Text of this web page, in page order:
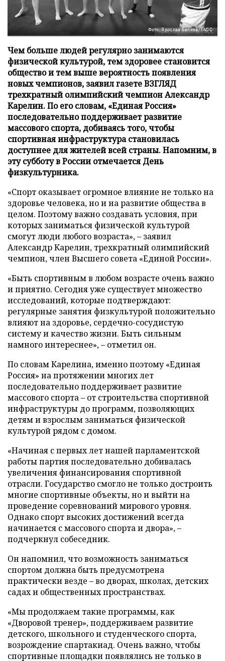
Фото: Ярослав Беляев/ТАСС
Чем больше людей регулярно занимаются
физической культурой, тем здоровее становится
общество и тем выше вероятность появления
новых чемпионов, заявил газете ВЗГЛЯД
трехкратный олимпийский чемпион Александр
Карелин. По его словам, «Единая Россия»
последовательно поддерживает развитие
массового спорта, добиваясь того, чтобы
спортивная инфраструктура становилась
доступнее для жителей всей страны. Напомним, в
эту субботу в России отмечается День
физкультурника.
«Спорт оказывает огромное влияние не только на
здоровье человека, но и на развитие общества в
целом. Поэтому важно создавать условия, при
которых заниматься физической культурой
смогут люди любого возраста», – заявил
Александр Карелин, трехкратный олимпийский
чемпион, член Высшего совета «Единой России».
«Быть спортивным в любом возрасте очень важно
и приятно. Сегодня уже существует множество
исследований, которые подтверждают:
регулярные занятия физкультурой положительно
влияют на здоровье, сердечно-сосудистую
систему и качество жизни. Быть сильным
намного интереснее», – отметил он.
По словам Карелина, именно поэтому «Единая
Россия» на протяжении многих лет
последовательно поддерживает развитие
массового спорта – от строительства спортивной
инфраструктуры до программ, позволяющих
детям и взрослым заниматься физической
культурой рядом с домом.
«Начиная с первых лет нашей парламентской
работы партия последовательно добивалась
увеличения финансирования спортивной
отрасли. Государство смогло не только достроить
многие спортивные объекты, но и выйти на
проведение соревнований мирового уровня.
Однако спорт высоких достижений всегда
начинается с массового спорта и двора», –
подчеркнул собеседник.
Он напомнил, что возможность заниматься
спортом должна быть предусмотрена
практически везде – во дворах, школах, детских
садах и общественных пространствах.
«Мы продолжаем такие программы, как
«Дворовой тренер», поддерживаем развитие
детского, школьного и студенческого спорта,
возрождение спартакиад. Очень важно, чтобы
спортивные площадки появлялись не только в